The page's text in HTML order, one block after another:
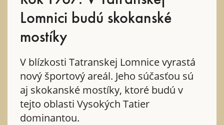
Lomnici budú skokanské
mostíky
V blízkosti Tatranskej Lomnice vyrastá
nový športový areál. Jeho súčasťou sú
aj skokanské mostíky, ktoré budú v
tejto oblasti Vysokých Tatier
dominantou.